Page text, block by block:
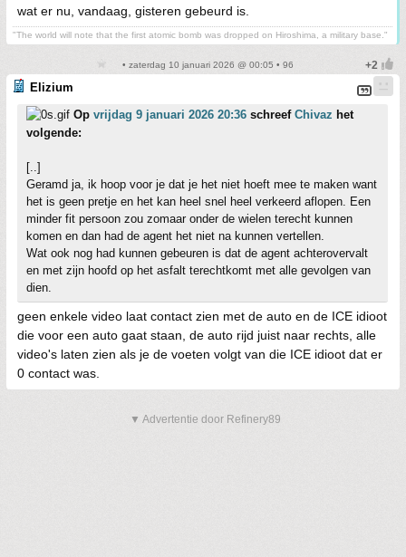
wat er nu, vandaag, gisteren gebeurd is.
"The world will note that the first atomic bomb was dropped on Hiroshima, a military base."
• zaterdag 10 januari 2026 @ 00:05 • 96
Elizium
Op vrijdag 9 januari 2026 20:36 schreef Chivaz het
volgende:
[..]
Geramd ja, ik hoop voor je dat je het niet hoeft mee te maken want
het is geen pretje en het kan heel snel heel verkeerd aflopen. Een
minder fit persoon zou zomaar onder de wielen terecht kunnen
komen en dan had de agent het niet na kunnen vertellen.
Wat ook nog had kunnen gebeuren is dat de agent achterovervalt
en met zijn hoofd op het asfalt terechtkomt met alle gevolgen van
dien.
geen enkele video laat contact zien met de auto en de ICE idioot
die voor een auto gaat staan, de auto rijd juist naar rechts, alle
video's laten zien als je de voeten volgt van die ICE idioot dat er
0 contact was.
▼ Advertentie door Refinery89